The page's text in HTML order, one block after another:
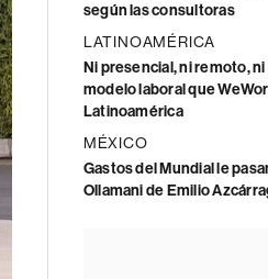
según las consultoras
LATINOAMÉRICA
Ni presencial, ni remoto,
modelo laboral que
Latinoamérica
MÉXICO
Gastos del Mundial le
Ollamani de Emilio